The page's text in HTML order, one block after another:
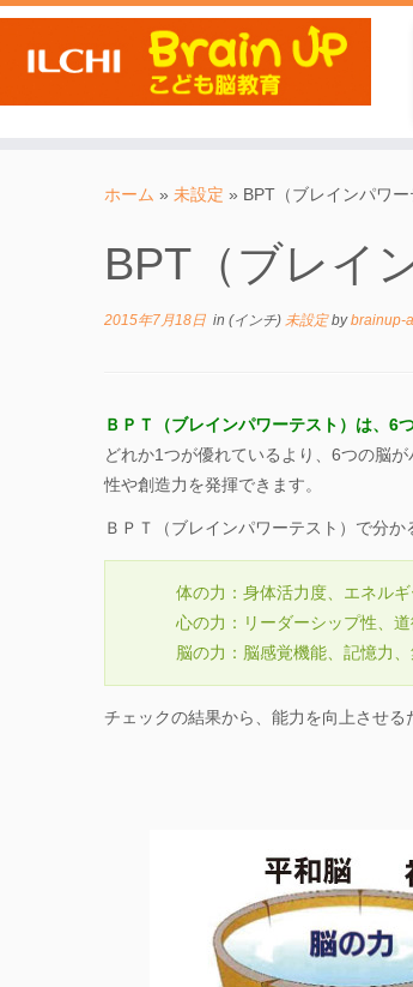
ホーム » 未設定 » BPT（ブレインパワー
BPT（ブレイ
2015年7月18日 in (インチ) 未設定bybrainup-
ＢＰＴ（ブレインパワーテスト）は、6
どれか1つが優れているより、6つの脳
性や創造力を発揮できます。
ＢＰＴ（ブレインパワーテスト）で分か
体の力：身体活力度、エネル
心の力：リーダーシップ性、
脳の力：脳感覚機能、記憶力
チェックの結果から、能力を向上させる